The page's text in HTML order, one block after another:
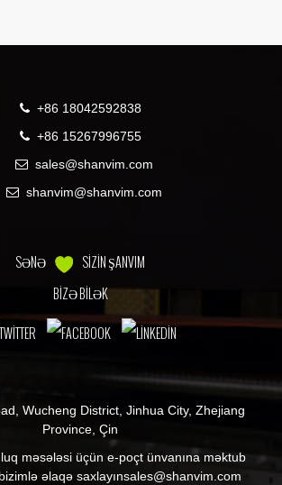
+86 18042592838
+86 15267996755
sales@shanvim.com
shanvim@shanvim.com
SƏNƏ
SİZİN ŞANVIM
BİZƏ BİLƏK
Wucheng District, Jinhua City, Zhejiang
Province, Çin
məsələsi üçün e-poçt ünvanına məktub
əlaqə saxlayınsales@shanvim.com